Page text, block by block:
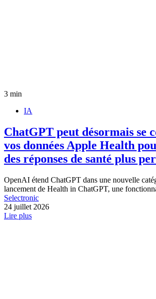
3 min
IA
ChatGPT peut désormais se
vos données Apple Health
des réponses de santé plus
OpenAI étend ChatGPT dans une nouvelle
lancement de Health in ChatGPT, une
Selectronic
24 juillet 2026
Lire plus